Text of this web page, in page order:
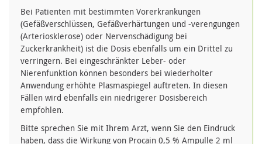
Bei Patienten mit bestimmten Vorerkrankungen
(Gefäßverschlüssen, Gefäßverhärtungen und -verengungen
(Arteriosklerose) oder Nervenschädigung bei
Zuckerkrankheit) ist die Dosis ebenfalls um ein Drittel zu
verringern. Bei eingeschränkter Leber- oder
Nierenfunktion können besonders bei wiederholter
Anwendung erhöhte Plasmaspiegel auftreten. In diesen
Fällen wird ebenfalls ein niedrigerer Dosisbereich
empfohlen.
Bitte sprechen Sie mit Ihrem Arzt, wenn Sie den Eindruck
haben, dass die Wirkung von Procain 0,5 % Ampulle 2 ml